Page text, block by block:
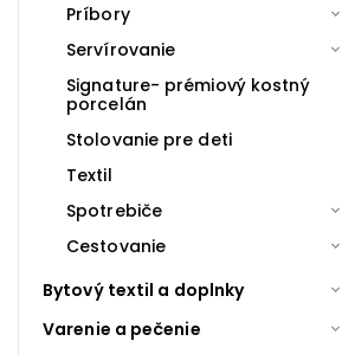
Príbory
Servírovanie
Signature- prémiový kostný
porcelán
Stolovanie pre deti
Textil
Spotrebiče
Cestovanie
Bytový textil a doplnky
Varenie a pečenie